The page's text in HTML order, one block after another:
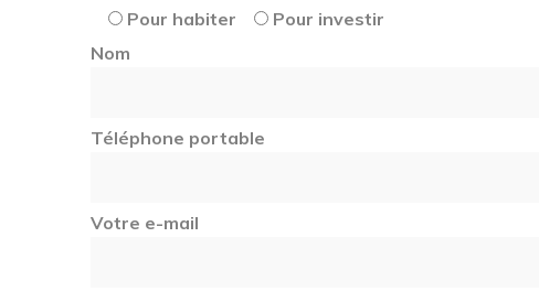
Pour habiter
Pour investir
Nom
Téléphone portable
Votre e-mail